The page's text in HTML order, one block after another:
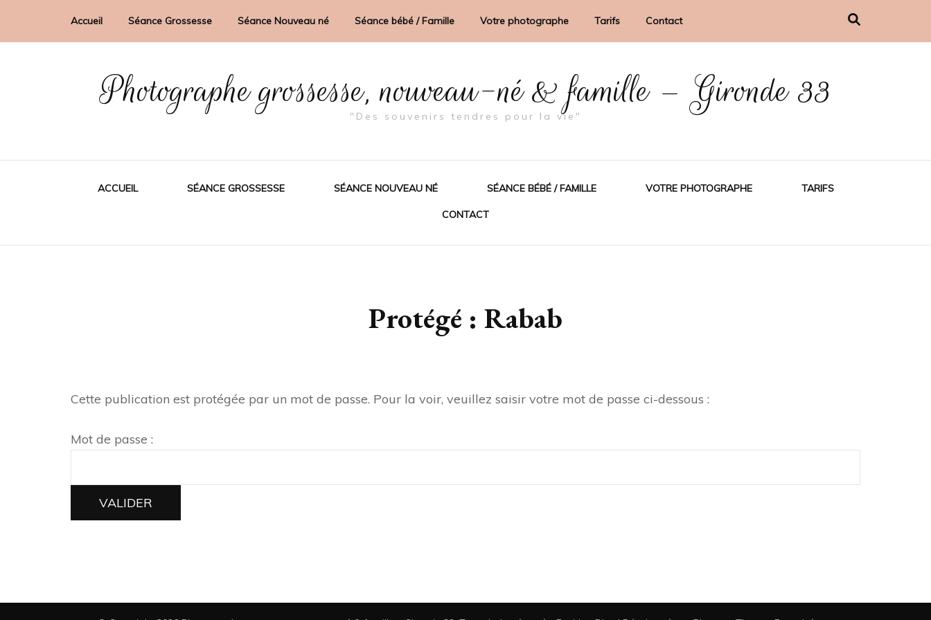
Accueil Séance Grossesse Séance Nouveau né Séance bébé / Famille Votre photographe Tarifs Contact
Photographe grossesse, nouveau-né & famille – Gironde 33
"Des souvenirs tendres pour la vie"
ACCUEIL SÉANCE GROSSESSE SÉANCE NOUVEAU NÉ SÉANCE BÉBÉ / FAMILLE VOTRE PHOTOGRAPHE TARIFS
CONTACT
Protégé : Rabab
Cette publication est protégée par un mot de passe. Pour la voir, veuillez saisir votre mot de passe ci-dessous :
Mot de passe :